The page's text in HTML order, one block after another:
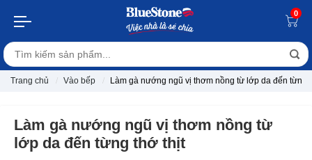
0
Trang chủ Vào bếp Làm gà nướng ngũ vị thơm nồng từ lớp da đến từng
Làm gà nướng ngũ vị thơm nồng từ
lớp da đến từng thớ thịt